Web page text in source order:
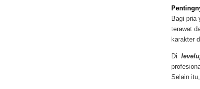
Bagi pria
terawat
karakter
Di
Selain